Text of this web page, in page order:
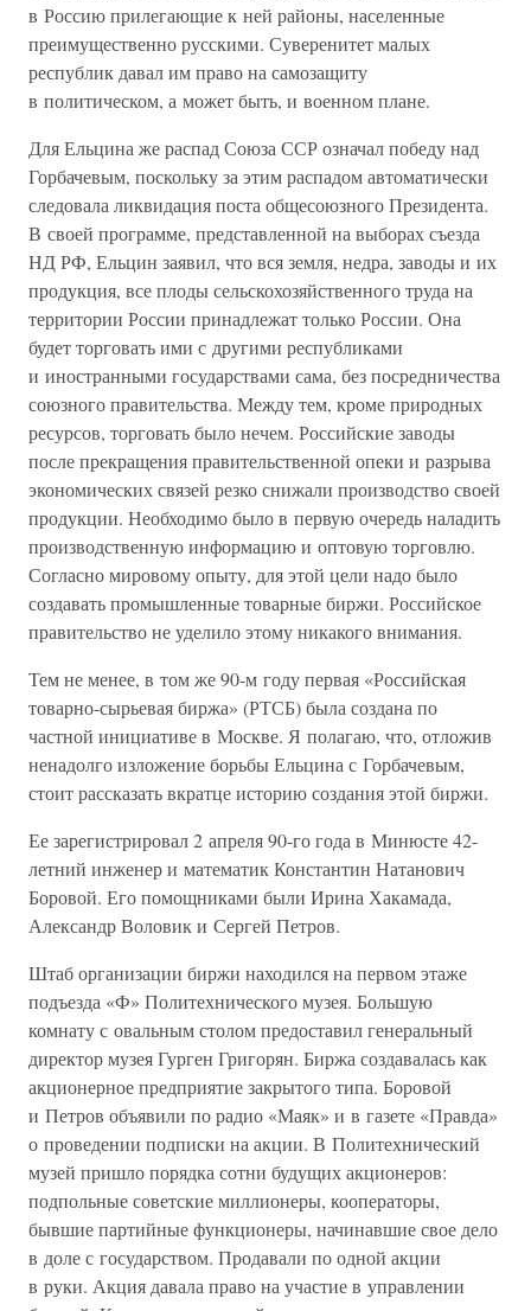
в Россию прилегающие к ней районы, населенные
преимущественно русскими. Суверенитет малых
республик давал им право на самозащиту
в политическом, а может быть, и военном плане.
Для Ельцина же распад Союза ССР означал победу над
Горбачевым, поскольку за этим распадом автоматически
следовала ликвидация поста общесоюзного Президента.
В своей программе, представленной на выборах съезда
НД РФ, Ельцин заявил, что вся земля, недра, заводы и их
продукция, все плоды сельскохозяйственного труда на
территории России принадлежат только России. Она
будет торговать ими с другими республиками
и иностранными государствами сама, без посредничества
союзного правительства. Между тем, кроме природных
ресурсов, торговать было нечем. Российские заводы
после прекращения правительственной опеки и разрыва
экономических связей резко снижали производство своей
продукции. Необходимо было в первую очередь наладить
производственную информацию и оптовую торговлю.
Согласно мировому опыту, для этой цели надо было
создавать промышленные товарные биржи. Российское
правительство не уделило этому никакого внимания.
Тем не менее, в том же 90-м году первая «Российская
товарно-сырьевая биржа» (РТСБ) была создана по
частной инициативе в Москве. Я полагаю, что, отложив
ненадолго изложение борьбы Ельцина с Горбачевым,
стоит рассказать вкратце историю создания этой биржи.
Ее зарегистрировал 2 апреля 90-го года в Минюсте 42-
летний инженер и математик Константин Натанович
Боровой. Его помощниками были Ирина Хакамада,
Александр Воловик и Сергей Петров.
Штаб организации биржи находился на первом этаже
подъезда «Ф» Политехнического музея. Большую
комнату с овальным столом предоставил генеральный
директор музея Гурген Григорян. Биржа создавалась как
акционерное предприятие закрытого типа. Боровой
и Петров объявили по радио «Маяк» и в газете «Правда»
о проведении подписки на акции. В Политехнический
музей пришло порядка сотни будущих акционеров:
подпольные советские миллионеры, кооператоры,
бывшие партийные функционеры, начинавшие свое дело
в доле с государством. Продавали по одной акции
в руки. Акция давала право на участие в управлении